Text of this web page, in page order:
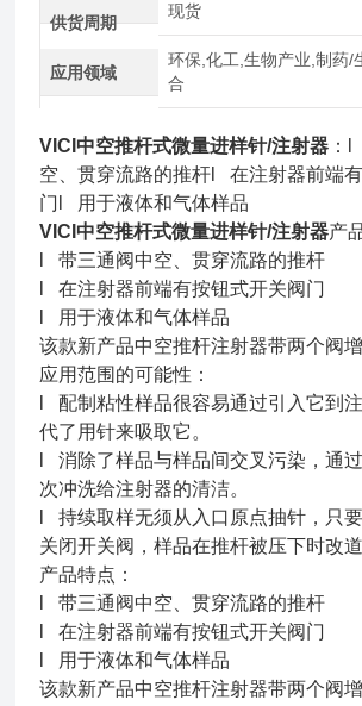
供货周期
现货
应用领域
环保,化工,生物产业,制药/
合
VICI中空推杆式微量进样针/注射器 ：
空、贯穿流路的推杆l 在注射器前端
门l 用于液体和气体样品
VICI中空推杆式微量进样针/注射器产
l 带三通阀中空、贯穿流路的推杆
l 在注射器前端有按钮式开关阀门
l 用于液体和气体样品
该款新产品中空推杆注射器带两个阀
应用范围的可能性：
l 配制粘性样品很容易通过引入它到
代了用针来吸取它。
l 消除了样品与样品间交叉污染，通
次冲洗给注射器的清洁。
l 持续取样无须从入口原点抽针，只
关闭开关阀，样品在推杆被压下时改
产品特点：
l 带三通阀中空、贯穿流路的推杆
l 在注射器前端有按钮式开关阀门
l 用于液体和气体样品
该款新产品中空推杆注射器带两个阀